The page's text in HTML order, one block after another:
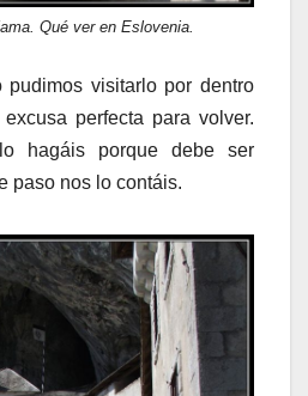
Qué ver en Eslovenia.
pudimos visitarlo por dentro
perfecta para volver.
hagáis porque debe ser
paso nos lo contáis.